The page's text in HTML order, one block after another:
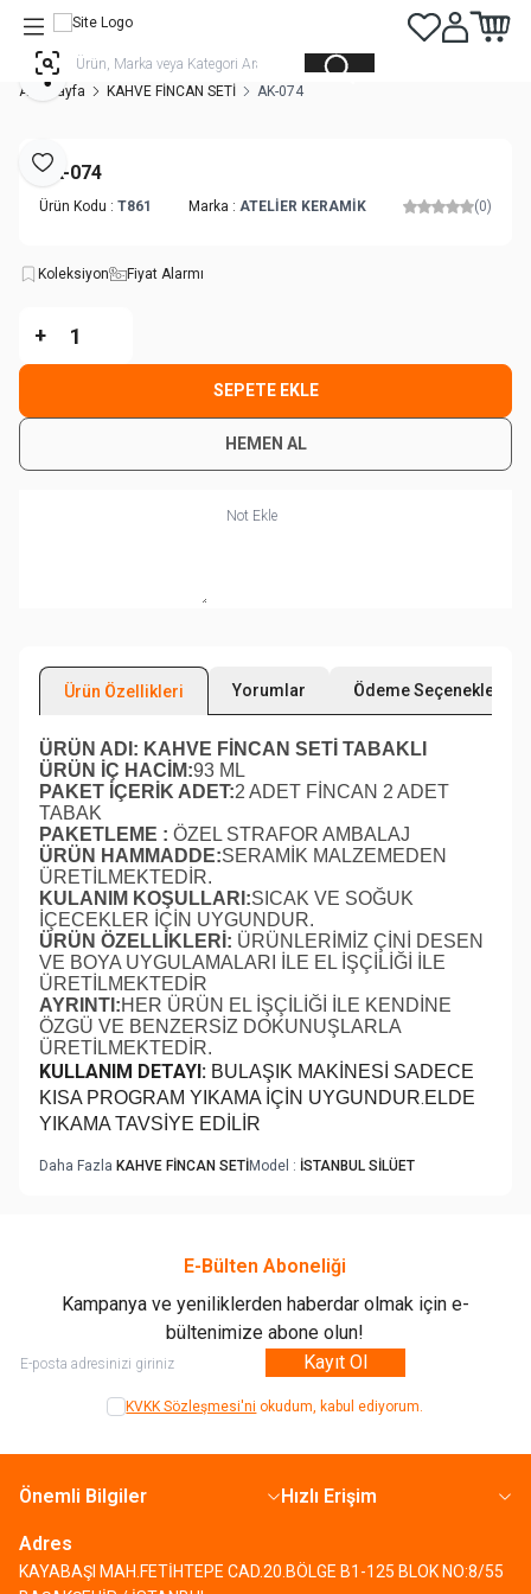
Favorilerim
Hesabım
Sepetim
Ana Sayfa KAHVE FİNCAN SETİ AK-074
Favoriye Ekle
Paylaş
AK-074
Ürün Kodu : T861 Marka : ATELİER KERAMİK (0)
Koleksiyon Fiyat Alarmı
-
+
SEPETE EKLE
HEMEN AL
Not Ekle
Ürün Özellikleri Yorumlar Ödeme Seçenekleri
ÜRÜN ADI: KAHVE FİNCAN SETİ TABAKLI
ÜRÜN İÇ HACİM:93 ML
PAKET İÇERİK ADET:2 ADET FİNCAN 2 ADET
TABAK
PAKETLEME : ÖZEL STRAFOR AMBALAJ
ÜRÜN HAMMADDE:SERAMİK MALZEMEDEN
ÜRETİLMEKTEDİR.
KULANIM KOŞULLARI:SICAK VE SOĞUK
İÇECEKLER İÇİN UYGUNDUR.
ÜRÜN ÖZELLİKLERİ: ÜRÜNLERİMİZ ÇİNİ DESEN
VE BOYA UYGULAMALARI İLE EL İŞÇİLİĞİ İLE
ÜRETİLMEKTEDİR
AYRINTI:HER ÜRÜN EL İŞÇİLİĞİ İLE KENDİNE
ÖZGÜ VE BENZERSİZ DOKUNUŞLARLA
ÜRETİLMEKTEDİR.
KULLANIM DETAYI: BULAŞIK MAKİNESİ SADECE
KISA PROGRAM YIKAMA İÇİN UYGUNDUR.ELDE
YIKAMA TAVSİYE EDİLİR
Daha Fazla KAHVE FİNCAN SETİModel : İSTANBUL SİLÜET
E-Bülten Aboneliği
Kampanya ve yeniliklerden haberdar olmak için e-
bültenimize abone olun!
Kayıt Ol
KVKK Sözleşmesi'ni okudum, kabul ediyorum.
Adres
KAYABAŞI MAH.FETİHTEPE CAD.20.BÖLGE B1-125 BLOK NO:8/55
Önemli Bilgiler Hızlı Erişim